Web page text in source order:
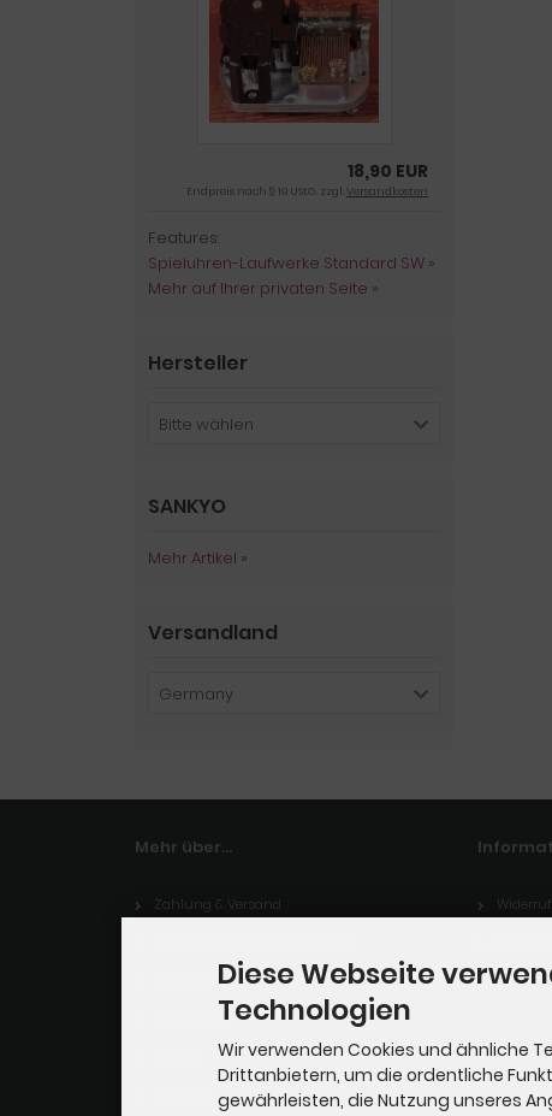
18,90 EUR
Endpreis nach § 19 UStG. zzgl.Versandkosten
Features:
Spieluhren-Laufwerke Standard SW »
Mehr auf Ihrer privaten Seite »
Hersteller
Bitte wählen
SANKYO
Mehr Artikel »
Versandland
Germany
Mehr über...
Zahlung & Versand
Unsere AGB
Impressum
Diese Webseite
Technologien
Wir verwenden Cookies und ähnliche
Drittanbietern, um die ordentliche
gewährleisten, die Nutzung unseres